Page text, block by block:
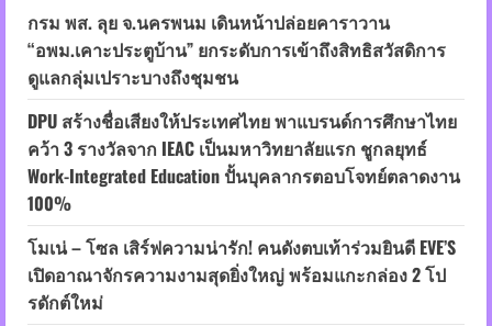
พู
ณ
พาร์
พา
รา
กอน
กรม พส. ลุย จ.นครพนม เดินหน้าปล่อยคาราวาน
“อพม.เคาะประตูบ้าน” ยกระดับการเข้าถึงสิทธิสวัสดิการ
ดูแลกลุ่มเปราะบางถึงชุมชน
DPU สร้างชื่อเสียงให้ประเทศไทย พาแบรนด์การศึกษาไทย
คว้า 3 รางวัลจาก IEAC เป็นมหาวิทยาลัยแรก ชูกลยุทธ์
Work-Integrated Education ปั้นบุคลากรตอบโจทย์ตลาดงาน
100%
โมเน่ – โซล เสิร์ฟความน่ารัก! คนดังตบเท้าร่วมยินดี EVE’S
เปิดอาณาจักรความงามสุดยิ่งใหญ่ พร้อมแกะกล่อง 2 โป
รดักต์ใหม่